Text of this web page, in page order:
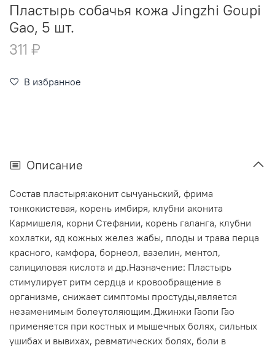
Пластырь собачья кожа Jingzhi Goupi
Gao, 5 шт.
311 ₽
В избранное
Описание
Состав пластыря:аконит сычуаньский, фрима
тонкокистевая, корень имбиря, клубни аконита
Кармишеля, корни Стефании, корень галанга, клубни
хохлатки, яд кожных желез жабы, плоды и трава перца
красного, камфора, борнеол, вазелин, ментол,
салициловая кислота и др.Назначение: Пластырь
стимулирует ритм сердца и кровообращение в
организме, снижает симптомы простуды,является
незаменимым болеутоляющим.Джинжи Гаопи Гао
применяется при костных и мышечных болях, сильных
ушибах и вывихах, ревматических болях, боли в